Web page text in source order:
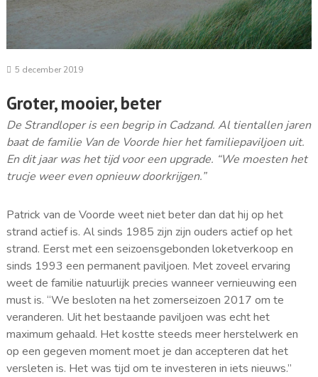
5 december 2019
Groter, mooier, beter
De Strandloper is een begrip in Cadzand. Al tientallen jaren
baat de familie Van de Voorde hier het familiepaviljoen uit.
En dit jaar was het tijd voor een upgrade. “We moesten het
trucje weer even opnieuw doorkrijgen.”
Patrick van de Voorde weet niet beter dan dat hij op het
strand actief is. Al sinds 1985 zijn zijn ouders actief op het
strand. Eerst met een seizoensgebonden loketverkoop en
sinds 1993 een permanent paviljoen. Met zoveel ervaring
weet de familie natuurlijk precies wanneer vernieuwing een
must is. “We besloten na het zomerseizoen 2017 om te
veranderen. Uit het bestaande paviljoen was echt het
maximum gehaald. Het kostte steeds meer herstelwerk en
op een gegeven moment moet je dan accepteren dat het
versleten is. Het was tijd om te investeren in iets nieuws.”